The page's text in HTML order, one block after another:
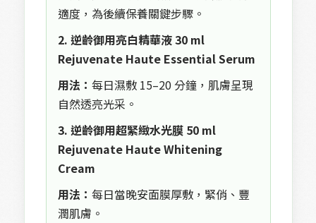
適度，為後續保養關鍵步驟。
2. 逆齡御用亮白精華液 30 ml
Rejuvenate Haute Essential Serum
用法： 每日濕敷 15–20 分鐘，肌膚呈現
自然透亮光采。
3. 逆齡御用超緊緻水光膜 50 ml
Rejuvenate Haute Whitening
Cream
用法： 每日當晚安面膜厚敷，緊俏、豐
潤肌膚。